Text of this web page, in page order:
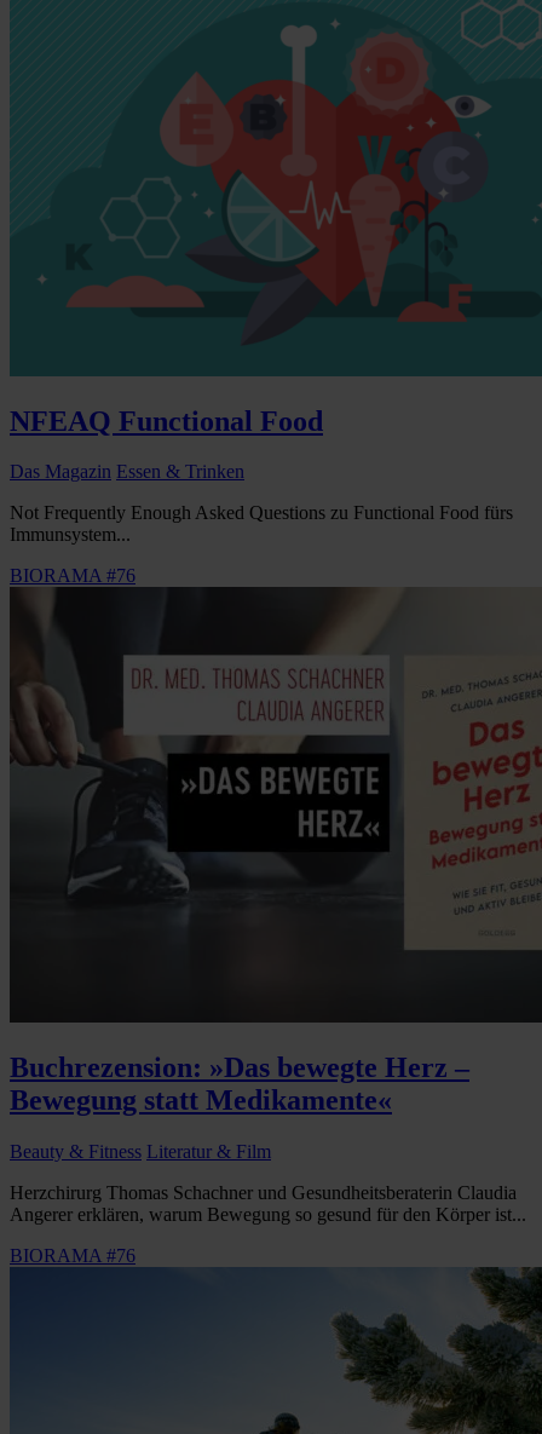
NFEAQ Functional Food
Das Magazin Essen & Trinken
Not Frequently Enough Asked Questions zu Functional Food fürs
Immunsystem...
BIORAMA #76
Buchrezension: »Das bewegte Herz –
Bewegung statt Medikamente«
Beauty & Fitness Literatur & Film
Herzchirurg Thomas Schachner und Gesundheitsberaterin Claudia
Angerer erklären, warum Bewegung so gesund für den Körper ist...
BIORAMA #76